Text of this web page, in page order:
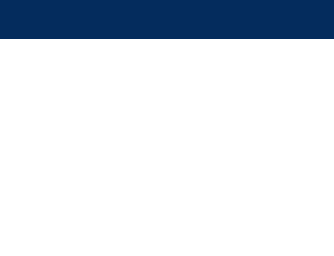
在庫なし商品